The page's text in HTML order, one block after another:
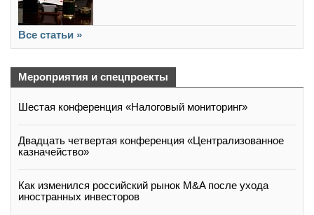
Все статьи »
Мероприятия и спецпроекты
Шестая конференция «Налоговый мониторинг»
Двадцать четвертая конференция «Централизованное
казначейство»
Как изменился российский рынок M&A после ухода
иностранных инвесторов